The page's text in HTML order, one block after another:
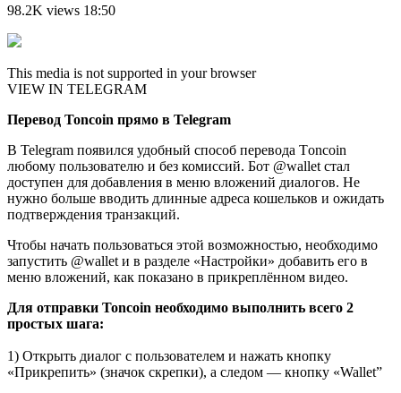
98.2K views 18:50
This media is not supported in your browser
VIEW IN TELEGRAM
Перевод Toncoin прямо в Telegram
В Telegram появился удобный способ перевода Тoncoin
любому пользователю и без комиссий. Бот @wallet стал
доступен для добавления в меню вложений диалогов. Не
нужно больше вводить длинные адреса кошельков и ожидать
подтверждения транзакций.
Чтобы начать пользоваться этой возможностью, необходимо
запустить @wallet и в разделе «Настройки» добавить его в
меню вложений, как показано в прикреплённом видео.
Для отправки Toncoin необходимо выполнить всего 2
простых шага:
1) Открыть диалог с пользователем и нажать кнопку
«Прикрепить» (значок скрепки), а следом — кнопку «Wallet”